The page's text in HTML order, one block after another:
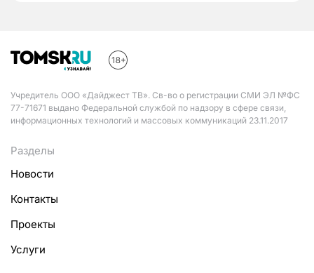
Учредитель ООО «Дайджест ТВ». Св-во о регистрации СМИ ЭЛ №ФС
77-71671 выдано Федеральной службой по надзору в сфере связи,
информационных технологий и массовых коммуникаций 23.11.2017
Разделы
Новости
Контакты
Проекты
Услуги